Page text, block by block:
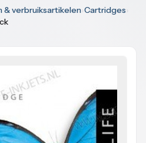
& verbruiksartikelen›Cartridges›